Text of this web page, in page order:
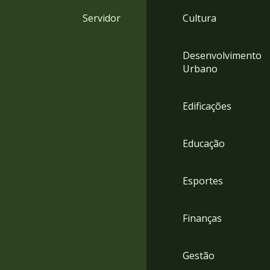
Servidor Cultura
Desenvolvimento
Urbano
Edificações
Educação
Esportes
Finanças
Gestão